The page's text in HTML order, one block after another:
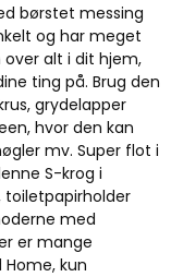
børstet messing
og har meget
over alt i dit hjem,
ting på. Brug den
grydelapper
hvor den kan
mv. Super flot i
S-krog i
med
er mange
kun